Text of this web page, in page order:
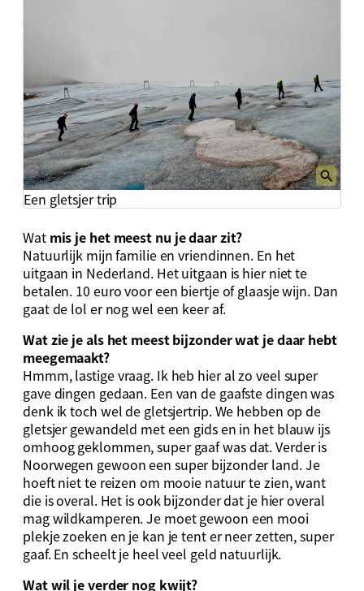
Een gletsjer trip
Watmis je het meest nu je daar zit?
Natuurlijk mijn familie en vriendinnen. En het
uitgaan in Nederland. Het uitgaan is hier niet te
betalen. 10 euro voor een biertje of glaasje wijn. Dan
gaat de lol er nog wel een keer af.
Wat zie je als het meest bijzonder wat je daar hebt
meegemaakt?
Hmmm, lastige vraag. Ik heb hier al zo veel super
gave dingen gedaan. Een van de gaafste dingen was
denk ik toch wel de gletsjertrip. We hebben op de
gletsjer gewandeld met een gids en in het blauw ijs
omhoog geklommen, super gaaf was dat. Verder is
Noorwegen gewoon een super bijzonder land. Je
hoeft niet te reizen om mooie natuur te zien, want
die is overal. Het is ook bijzonder dat je hier overal
mag wildkamperen. Je moet gewoon een mooi
plekje zoeken en je kan je tent er neer zetten, super
gaaf. En scheelt je heel veel geld natuurlijk.
Wat wil je verder nog kwijt?